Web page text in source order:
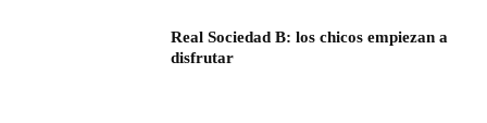
Real Sociedad B: los chicos empiezan a
disfrutar